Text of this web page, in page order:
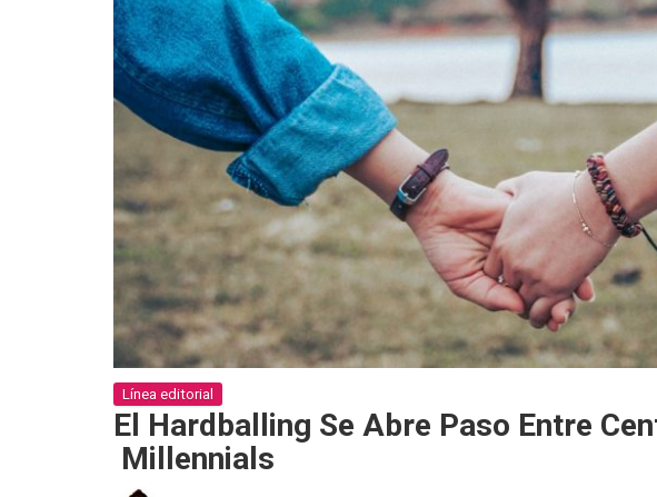
Línea editorial
El Hardballing Se Abre Paso Entre
Millennials